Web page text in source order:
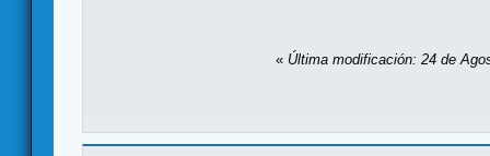
« Última modificación: 24 de